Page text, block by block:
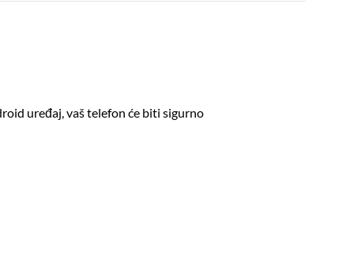
uređaj, vaš telefon će biti sigurno